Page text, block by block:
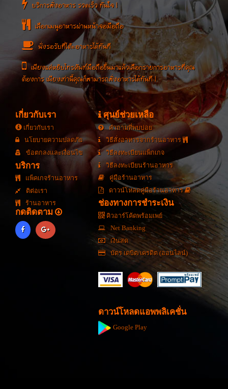
บริการสั่งอาหาร รวดเร็ว ทันใจ !
เลือกเมนูอาหารผ่านหน้าจอมือถือ
นั่งรอรับที่โต๊ะอาหารได้ทันที
เพียงแค่หยิบโทรศัพท์มือถือขึ้นมาแล้วเลือกรายการอาหารที่คุณ
ต้องการ เพียงเท่านี้คุณก็สามารถสั่งอาหารได้ทันที !
เกี่ยวกับเรา
เกี่ยวกับเรา
นโยบายความปลดภัย
ข้อตกลงและเงื่อนไข
บริการ
แพ็คเกจร้านอาหาร
ติต่อเรา
ร้านอาหาร
กดติดตาม
ศุนย์ช่วยเหลือ
คำถามที่พบบ่อย
วิธีสั่งอาหารจากร้านอาหาร
วิธีลงทะเบียนแพ็กเกจ
วิธีลงทะเบียนร้านอาหาร
คู่มือร้านอาหาร
ดาวน์โหลดคู่มือร้านอาหาร
ช่องทางการชำระเงิน
คิวอาร์โค้ดพร้อมเพย์
Net Banking
เงินสด
บัตร เดบิต/เครดิต (ออนไลน์)
ดาวน์โหลดแอพพลิเคชั่น
Google Play